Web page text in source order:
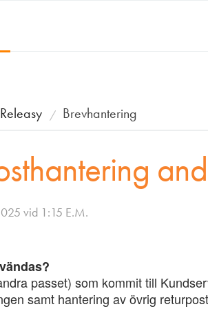
Brevhantering
vid 1:15 E.M.
passet) som kommit till
samt hantering av övrig